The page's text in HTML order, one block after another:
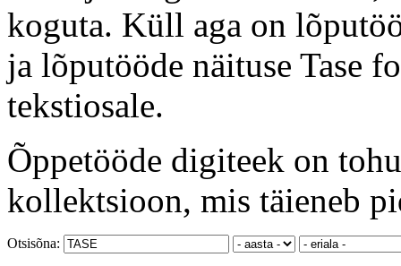
koguta. Küll aga on
ja lõputööde näituse Tase
tekstiosale.
Õppetööde digiteek on
kollektsioon, mis täieneb
Otsisõna: